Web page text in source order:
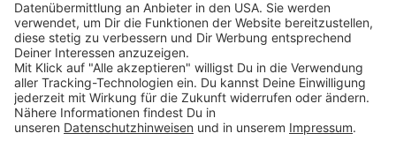
Folge uns auf
* Versandkostenfrei ab 9,00 € Bestellwert innerhalb
Deutschlands
** Lieferzeit 1-3 Werktage innerhalb Deutschlands